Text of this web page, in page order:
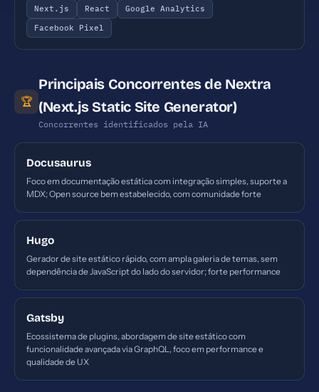
Next.js React
Google Analytics
Facebook Pixel
🏆
Principais Concorrentes de Nextra
(Next.js Static Site Generator)
Concorrentes identificados pela IA
Docusaurus
Foco em documentação estática com integração simples, suporte a
MDX; Open source bem estabelecido, com comunidade forte
Hugo
Gerador de site estático rápido, com ampla galeria de temas, sem
dependência de JavaScript do lado do servidor; forte performance
Gatsby
Ecossistema de plugins, abordagem de site estático com
funcionalidade avançada via GraphQL, foco em performance e
qualidade de UX